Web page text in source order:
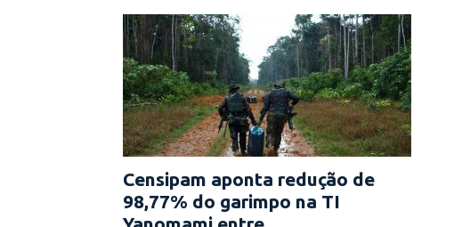
Censipam aponta redução de
98,77% do garimpo na TI